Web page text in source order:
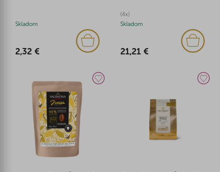
Skladom
2,32 €
(4x)
Skladom
21,21 €